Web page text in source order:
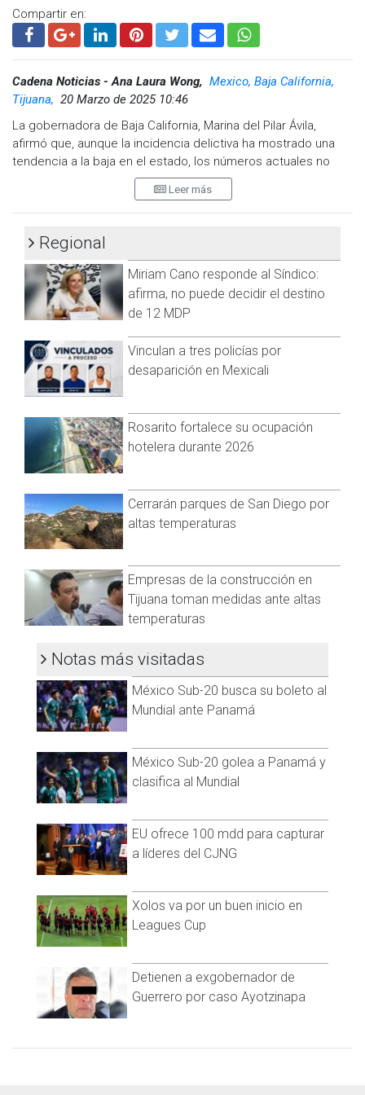
Compartir en:
Cadena Noticias - Ana Laura Wong, Mexico, Baja California,
Tijuana, 20 Marzo de 2025 10:46
La gobernadora de Baja California, Marina del Pilar Ávila,
afirmó que, aunque la incidencia delictiva ha mostrado una
tendencia a la baja en el estado, los números actuales no
son los que desearía, reconociendo abiertamente que esta
es una de las áreas que más ha costado mejorar.
seguridad con el objetivo de brindar bienestar a las familias
bajacalifornianas siendo una prioridad para su administración.
La gobernadora anunció que, con el objetivo de fortalecer la
estrategia de seguridad, se incorporó al equipo el General
Sheinbaum Pardo como nuevo coordinador de la estrategia
estatal de seguridad. Carrillo tendrá la responsabilidad de
alinear esfuerzos y estrategias a nivel estatal con el gobierno
federal.
Leer más
Regional
Miriam Cano responde al Síndico:
afirma, no puede decidir el destino
de 12 MDP
Vinculan a tres policías por
desaparición en Mexicali
Rosarito fortalece su ocupación
hotelera durante 2026
Cerrarán parques de San Diego por
altas temperaturas
Empresas de la construcción en
Tijuana toman medidas ante altas
temperaturas
Notas más visitadas
México Sub-20 busca su boleto al
Mundial ante Panamá
México Sub-20 golea a Panamá y
clasifica al Mundial
EU ofrece 100 mdd para capturar
a líderes del CJNG
Xolos va por un buen inicio en
Leagues Cup
Detienen a exgobernador de
Guerrero por caso Ayotzinapa